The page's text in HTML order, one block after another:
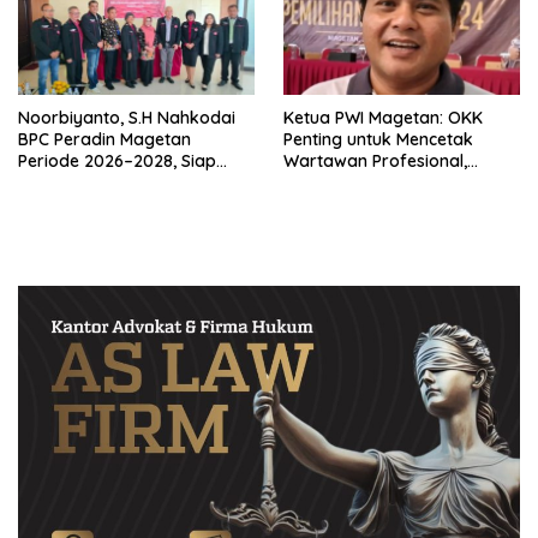
Noorbiyanto, S.H Nahkodai
BPC Peradin Magetan
Periode 2026–2028, Siap
Ketua PWI Magetan: OKK
Penting untuk Mencetak
Wartawan Profesional,